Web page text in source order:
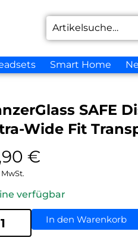
Smart Home
SAFE
Wide Fit
€
verfügbar
In den Warenkorb